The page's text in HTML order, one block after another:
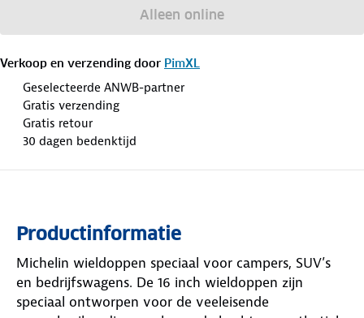
Alleen online
Verkoop en verzending door PimXL
Geselecteerde ANWB-partner
Gratis verzending
Gratis retour
30 dagen bedenktijd
Productinformatie
Michelin wieldoppen speciaal voor campers, SUV’s
en bedrijfswagens. De 16 inch wieldoppen zijn
speciaal ontworpen voor de veeleisende